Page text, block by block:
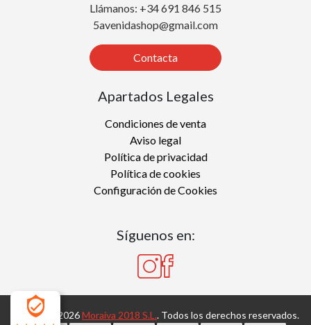
Llámanos: +34 691 846 515
5avenidashop@gmail.com
Contacta
Apartados Legales
Condiciones de venta
Aviso legal
Política de privacidad
Política de cookies
Configuración de Cookies
Síguenos en:
Copyright 2026Moraiva 2018 S.L.. Todos los derechos reservados.